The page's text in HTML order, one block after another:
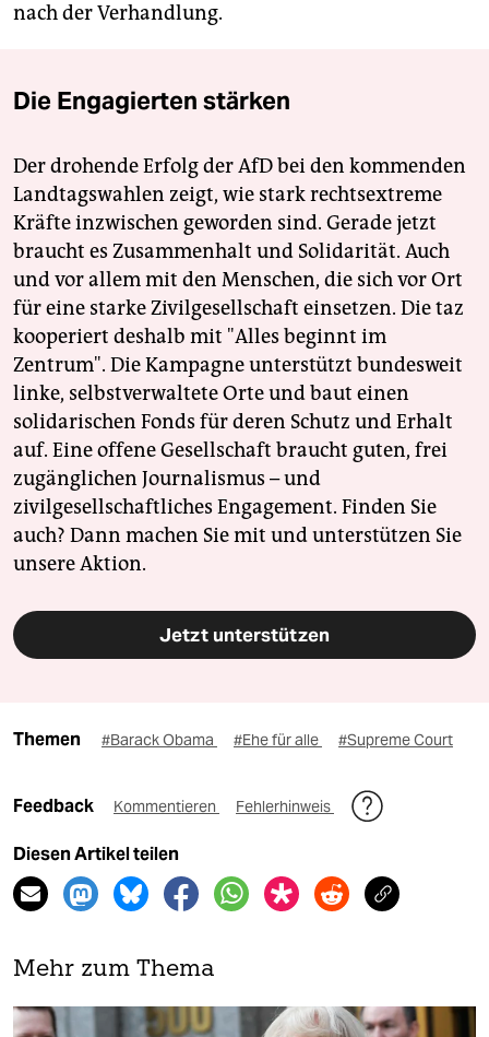
nach der Verhandlung.
Die Engagierten stärken
Der drohende Erfolg der AfD bei den kommenden
Landtagswahlen zeigt, wie stark rechtsextreme
Kräfte inzwischen geworden sind. Gerade jetzt
braucht es Zusammenhalt und Solidarität. Auch
und vor allem mit den Menschen, die sich vor Ort
für eine starke Zivilgesellschaft einsetzen. Die taz
kooperiert deshalb mit "Alles beginnt im
Zentrum". Die Kampagne unterstützt bundesweit
linke, selbstverwaltete Orte und baut einen
solidarischen Fonds für deren Schutz und Erhalt
auf. Eine offene Gesellschaft braucht guten, frei
zugänglichen Journalismus – und
zivilgesellschaftliches Engagement. Finden Sie
auch? Dann machen Sie mit und unterstützen Sie
unsere Aktion.
Jetzt unterstützen
Themen #Barack Obama #Ehe für alle #Supreme Court
Feedback Kommentieren Fehlerhinweis
Diesen Artikel teilen
Mehr zum Thema